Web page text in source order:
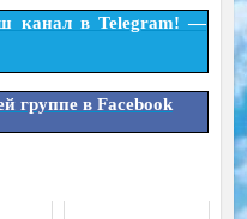
канал в Telegram! —
группе в Facebook